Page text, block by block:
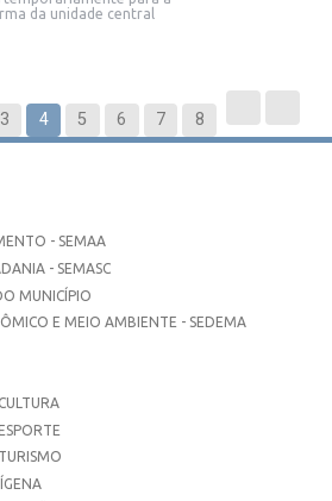
da unidade central
3 4 5 6 7 8
- SEMAA
- SEMASC
MUNICÍPIO
E MEIO AMBIENTE - SEDEMA